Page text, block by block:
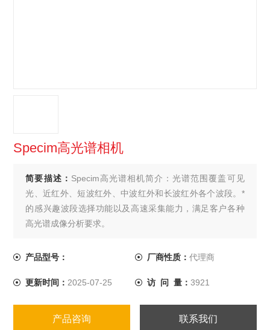
Specim高光谱相机
简要描述： Specim高光谱相机简介：光谱范围覆盖可见
光、近红外、短波红外、中波红外和长波红外各个波段。*
的感兴趣波段选择功能以及高速采集能力，满足客户各种
高光谱成像分析要求。
产品型号： 厂商性质： 代理商
更新时间： 2025-07-25 访 问 量： 3921
产品咨询 联系我们